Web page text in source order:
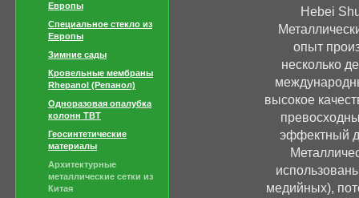
Европы
Специальное стекло из
Европы
Зимние сады
Кровельные мембраны
Rhepanol (Репанол)
Одноразовая опалубка
колонн TBT
Геосинтетические
материалы
Архитектурные
металлические сетки из
Китая
Hebei
опыт
несколько
высокое
эффектный
медийных),